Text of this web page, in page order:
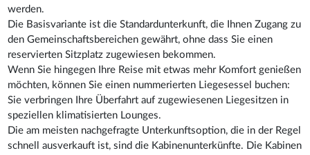
werden.
Die Basisvariante ist die Standardunterkunft, die Ihnen Zugang zu
den Gemeinschaftsbereichen gewährt, ohne dass Sie einen
reservierten Sitzplatz zugewiesen bekommen.
Wenn Sie hingegen Ihre Reise mit etwas mehr Komfort genießen
möchten, können Sie einen nummerierten Liegesessel buchen:
Sie verbringen Ihre Überfahrt auf zugewiesenen Liegesitzen in
speziellen klimatisierten Lounges.
Die am meisten nachgefragte Unterkunftsoption, die in der Regel
schnell ausverkauft ist, sind die Kabinenunterkünfte. Die Kabinen